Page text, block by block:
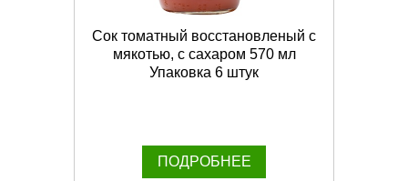
Сок томатный восстановленый с
мякотью, с сахаром 570 мл
Упаковка 6 штук
ПОДРОБНЕЕ